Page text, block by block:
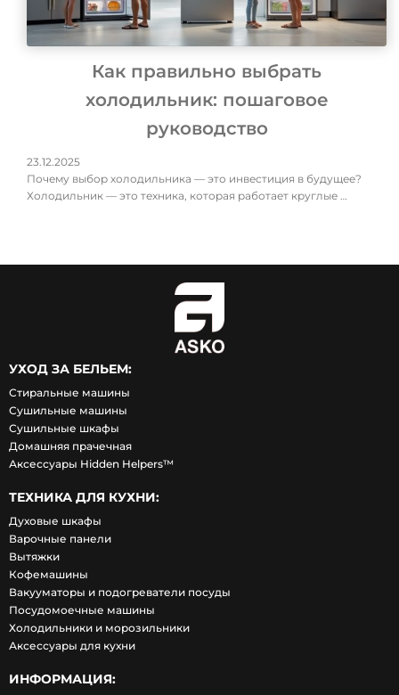
Как правильно выбрать
холодильник: пошаговое
руководство
23.12.2025
Почему выбор холодильника — это инвестиция в будущее?
Холодильник — это техника, которая работает круглые …
УХОД ЗА БЕЛЬЕМ:
Стиральные машины
Сушильные машины
Сушильные шкафы
Домашняя прачечная
Аксессуары Hidden Helpers™
ТЕХНИКА ДЛЯ КУХНИ:
Духовые шкафы
Варочные панели
Вытяжки
Кофемашины
Вакууматоры и подогреватели посуды
Посудомоечные машины
Холодильники и морозильники
Аксессуары для кухни
ИНФОРМАЦИЯ: